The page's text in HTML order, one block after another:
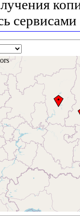
сервисами